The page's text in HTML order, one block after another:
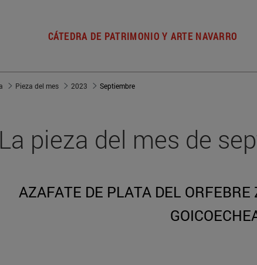
CÁTEDRA DE PATRIMONIO Y ARTE NAVARRO
Pieza del mes 2023 Septiembre
pieza del mes de
AZAFATE DE PLATA DEL